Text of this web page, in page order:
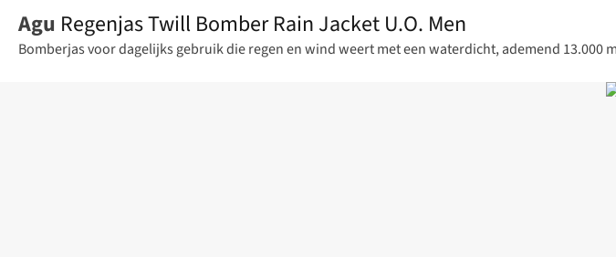
Agu Regenjas Twill Bomber Rain Jacket U.O. Men
Bomberjas voor dagelijks gebruik die regen en wind weert met een waterdicht, ademend 13.000